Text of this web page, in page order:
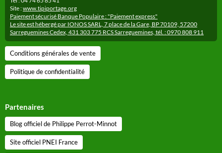
Site :www.tipiportage.org
Paiement sécurisé Banque Populaire : "Paiement express"
Le site est hébergé par IONOS SARL, 7 place de la Gare, BP 70109, 57200
Sarreguemines Cedex, 431 303 775 RCS Sarreguemines, tél. : 0970 808 911
Conditions générales de vente
Politique de confidentialité
Partenaires
Blog officiel de Philippe Perrot-Minnot
Site officiel PNEI France